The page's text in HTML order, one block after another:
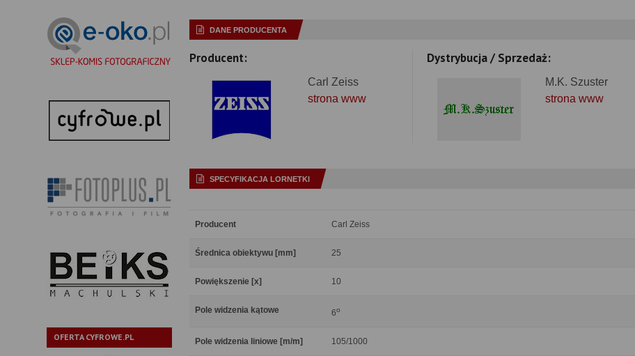
OFERTA CYFROWE.PL
DANE PRODUCENTA
Producent:
Carl Zeiss
strona www
Dystrybucja / Sprzedaż:
M.K. Szuster
strona www
SPECYFIKACJA LORNETKI
Producent Carl Zeiss
Średnica obiektywu [mm] 25
Powiększenie [x] 10
Pole widzenia kątowe 6o
Pole widzenia liniowe [m/m] 105/1000